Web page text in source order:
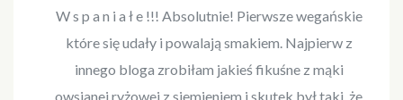
W s p a n i a ł e !!! Absolutnie! Pierwsze wegańskie
które się udały i powalają smakiem. Najpierw z
innego bloga zrobiłam jakieś fikuśne z mąki
owsianej ryżowej z siemieniem i skutek był taki, że